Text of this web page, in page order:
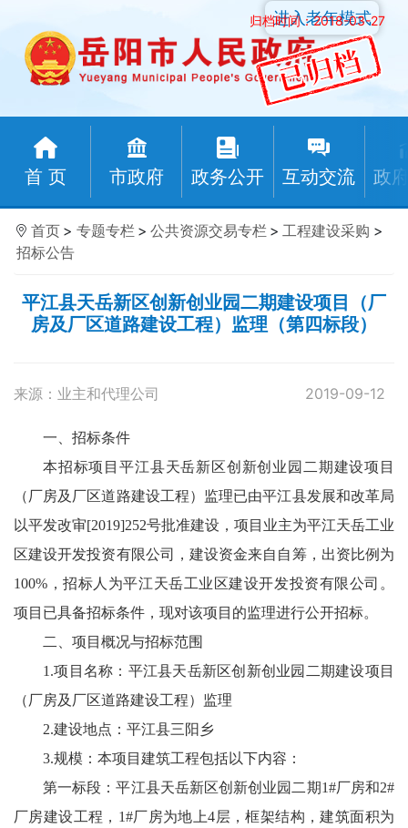
归档时间：2018-03-27
首 页 市政府 政务公开 互动交流 政
进入老年模式
首页 > 专题专栏 > 公共资源交易专栏 > 工程建设采购 >
招标公告
平江县天岳新区创新创业园二期建设项目（厂
房及厂区道路建设工程）监理（第四标段）
来源：业主和代理公司 2019-09-12
一、招标条件
本招标项目平江县天岳新区创新创业园二期建设项目
（厂房及厂区道路建设工程）监理已由平江县发展和改革局
以平发改审[2019]252号批准建设，项目业主为平江天岳工业
区建设开发投资有限公司，建设资金来自自筹，出资比例为
100%，招标人为平江天岳工业区建设开发投资有限公司。
项目已具备招标条件，现对该项目的监理进行公开招标。
二、项目概况与招标范围
1.项目名称：平江县天岳新区创新创业园二期建设项目
（厂房及厂区道路建设工程）监理
2.建设地点：平江县三阳乡
3.规模：本项目建筑工程包括以下内容：
第一标段：平江县天岳新区创新创业园二期1#厂房和2#
厂房建设工程，1#厂房为地上4层，框架结构，建筑面积为